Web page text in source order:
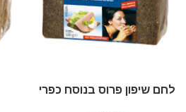
לחם שיפון פרוס בנוסח כפרי